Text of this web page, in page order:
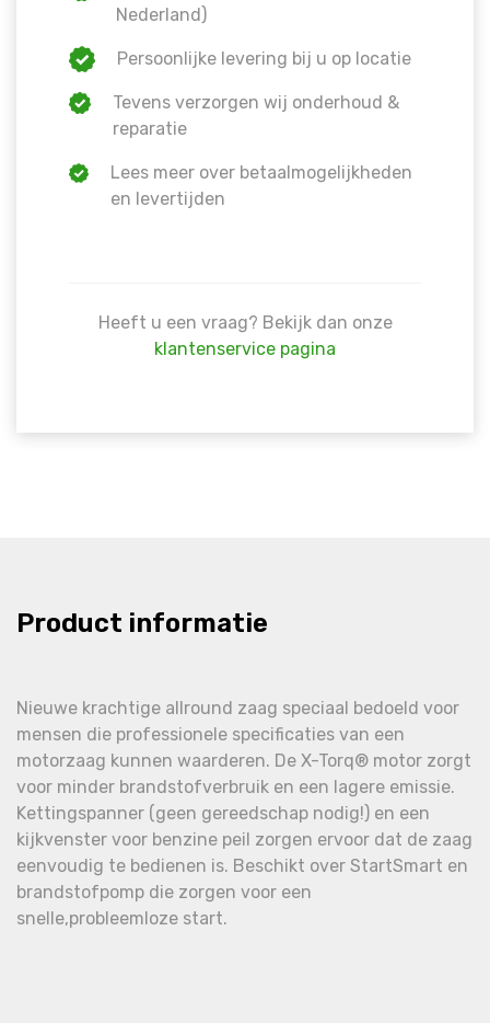
Nederland)
Persoonlijke levering bij u op locatie
Tevens verzorgen wij onderhoud &
reparatie
Lees meer over betaalmogelijkheden
en levertijden
Heeft u een vraag? Bekijk dan onze
klantenservice pagina
Product informatie
Nieuwe krachtige allround zaag speciaal bedoeld voor
mensen die professionele specificaties van een
motorzaag kunnen waarderen. De X-Torq® motor zorgt
voor minder brandstofverbruik en een lagere emissie.
Kettingspanner (geen gereedschap nodig!) en een
kijkvenster voor benzine peil zorgen ervoor dat de zaag
eenvoudig te bedienen is. Beschikt over StartSmart en
brandstofpomp die zorgen voor een
snelle,probleemloze start.